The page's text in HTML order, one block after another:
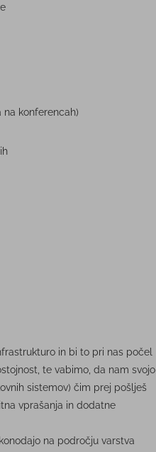
na konferencah)
in bi to pri nas počel
te vabimo, da nam svojo
sistemov) čim prej pošlješ
vprašanja in dodatne
na področju varstva